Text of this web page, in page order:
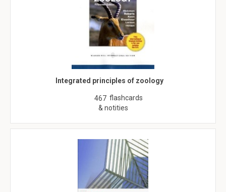
Integrated principles of zoology
467 flashcards
& notities